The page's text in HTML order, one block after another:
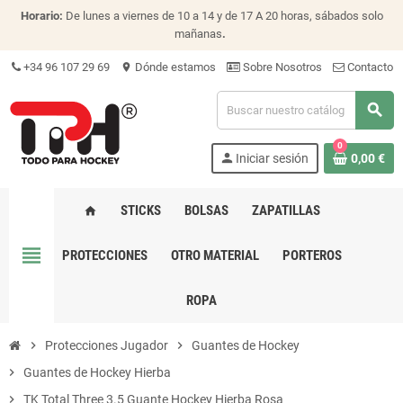
Horario: De lunes a viernes de 10 a 14 y de 17 A 20 horas, sábados solo
mañanas.
+34 96 107 29 69 location_on Dónde estamos Sobre Nosotros Contacto
search
person Iniciar sesión
0
0,00 €
view_headline
home STICKS BOLSAS ZAPATILLAS
PROTECCIONES OTRO MATERIAL PORTEROS
ROPA
chevron_right Protecciones Jugador chevron_right
Guantes de Hockey
chevron_right
Guantes de Hockey Hierba
chevron_right
TK Total Three 3.5 Guante Hockey Hierba Rosa